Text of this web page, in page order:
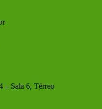
– Sala 6, Térreo